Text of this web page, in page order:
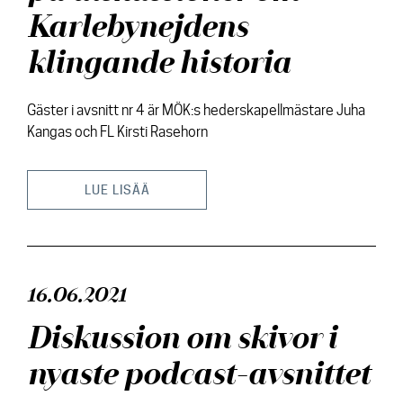
Karlebynejdens
klingande historia
Gäster i avsnitt nr 4 är MÖK:s hederskapellmästare Juha
Kangas och FL Kirsti Rasehorn
LUE LISÄÄ
16.06.2021
Diskussion om skivor i
nyaste podcast-avsnittet